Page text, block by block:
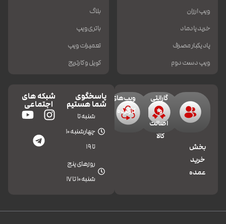
ویپ ارزان
خرید پادماد
پاد یکبار مصرف
ویپ دست دوم
بلاگ
باتری ویپ
تعمیرات ویپ
کویل و کارتریج
بخش
خرید
عمده
گارانتی
و
اصالت
کالا
ویپ‌های
کارکرده
پاسخگوی
شما هستیم
شنبه تا
چهارشنبه 10
تا 19
روزهای پنج
شنبه 10 تا 17
شبکه های
اجتماعی